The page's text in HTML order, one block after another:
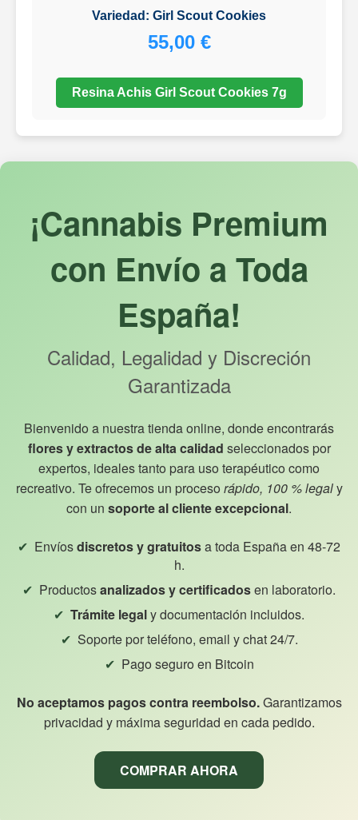
Variedad: Girl Scout Cookies
55,00 €
Resina Achis Girl Scout Cookies 7g
¡Cannabis Premium
con Envío a Toda
España!
Calidad, Legalidad y Discreción
Garantizada
Bienvenido a nuestra tienda online, donde encontrarás
flores y extractos de alta calidad seleccionados por
expertos, ideales tanto para uso terapéutico como
recreativo. Te ofrecemos un proceso rápido, 100 % legaly
con un soporte al cliente excepcional.
Envíosdiscretos y gratuitosa toda España en 48-72
h.
Productosanalizados y certificadosen laboratorio.
Trámite legaly documentación incluidos.
Soporte por teléfono, email y chat 24/7.
Pago seguro en Bitcoin
No aceptamos pagos contra reembolso.Garantizamos
privacidad y máxima seguridad en cada pedido.
COMPRAR AHORA